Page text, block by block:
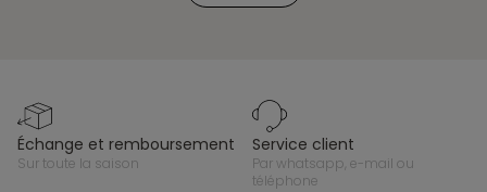
échange et remboursement
sur toute la saison
service client
par whatsapp, e-mail ou
téléphone